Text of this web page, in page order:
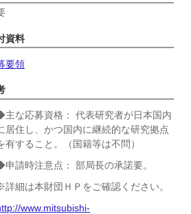
資料
要領
な応募資格： 代表研究者が日本国内
居住し、かつ国内に継続的な研究拠点
有すること。（国籍等は不問）
請時注意点： 部局長の承諾要。
詳細は本財団ＨＰをご確認ください。
www.mitsubishi-